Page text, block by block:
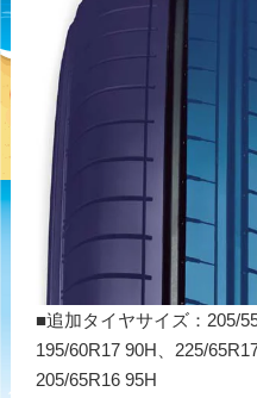
■追加タイヤサイズ：205/
195/60R17 90H、225/
205/65R16 95H